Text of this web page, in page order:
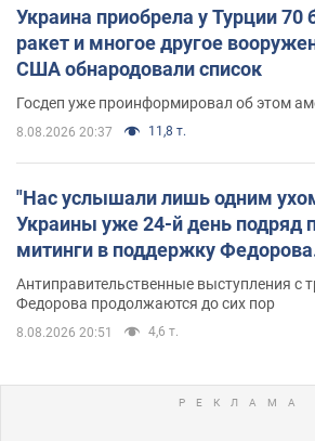
Украина приобрела у Турции 70
ракет и многое другое
США обнародовали список
Госдеп уже проинформировал об этом
8.08.2026 20:37 11,8 т.
"Нас услышали лишь одним
Украины уже 24-й день подряд
митинги в поддержку
Антиправительственные выступления с
Федорова продолжаются до сих пор
8.08.2026 20:51 4,6 т.